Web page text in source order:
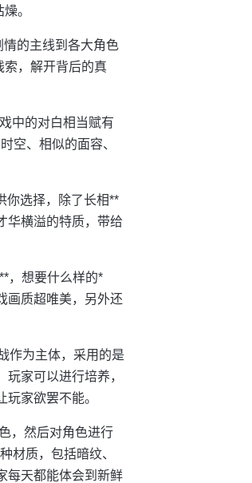
。
的主线到各大角色
索，解开背后的真
中的对白相当赋有
空、相似的面容、
你选择，除了长相**
华横溢的特质，带给
，想要什么样的*
画质超唯美，另外还
作为主体，采用的是
家可以进行培养，
家欲罢不能。
，然后对角色进行
材质，包括暗纹、
每天都能体会到新鲜